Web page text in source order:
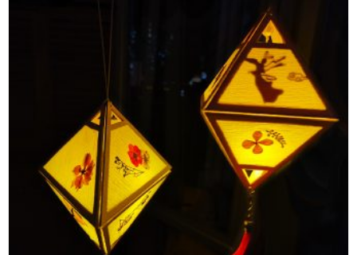
WISHLIST